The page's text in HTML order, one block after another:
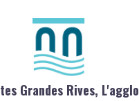
Grandes Rives, L'agglo